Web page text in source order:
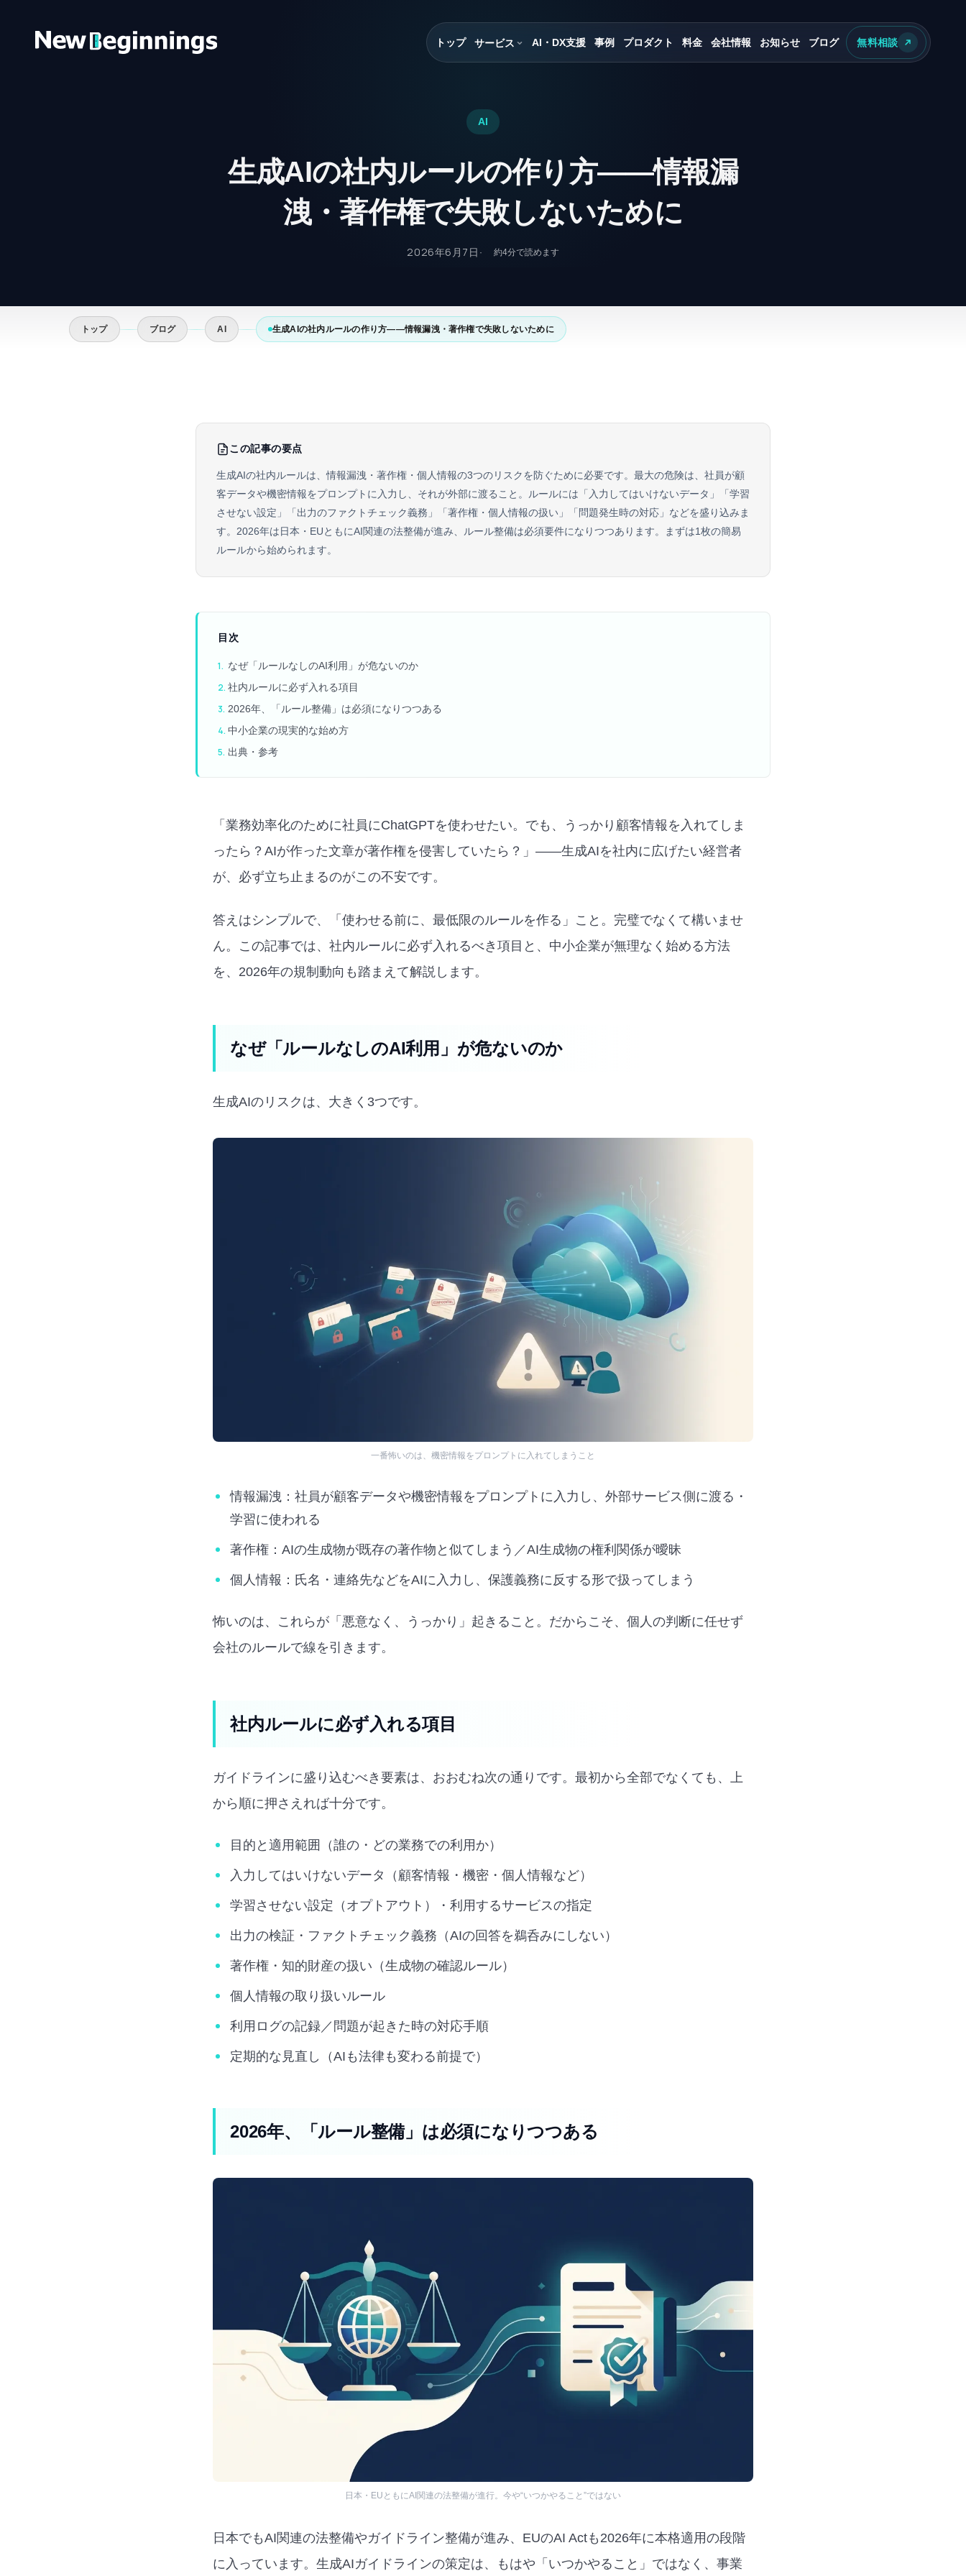
トップ サービス AI・DX支援 事例 プロダクト 料金 会社情報 お知らせ ブログ 無料相談
AI
生成AIの社内ルールの作り方——情報漏
洩・著作権で失敗しないために
2026年6月7日 約4分で読めます
トップ ブログ AI 生成AIの社内ルールの作り方——情報漏洩・著作権で失敗しないために
この記事の要点
生成AIの社内ルールは、情報漏洩・著作権・個人情報の3つのリスクを防ぐために必要です。最大の危険は、社員が顧
客データや機密情報をプロンプトに入力し、それが外部に渡ること。ルールには「入力してはいけないデータ」「学習
させない設定」「出力のファクトチェック義務」「著作権・個人情報の扱い」「問題発生時の対応」などを盛り込みま
す。2026年は日本・EUともにAI関連の法整備が進み、ルール整備は必須要件になりつつあります。まずは1枚の簡易
ルールから始められます。
目次
なぜ「ルールなしのAI利用」が危ないのか
社内ルールに必ず入れる項目
2026年、「ルール整備」は必須になりつつある
中小企業の現実的な始め方
出典・参考
「業務効率化のために社員にChatGPTを使わせたい。でも、うっかり顧客情報を入れてしま
ったら？AIが作った文章が著作権を侵害していたら？」——生成AIを社内に広げたい経営者
が、必ず立ち止まるのがこの不安です。
答えはシンプルで、「使わせる前に、最低限のルールを作る」こと。完璧でなくて構いませ
ん。この記事では、社内ルールに必ず入れるべき項目と、中小企業が無理なく始める方法
を、2026年の規制動向も踏まえて解説します。
なぜ「ルールなしのAI利用」が危ないのか
生成AIのリスクは、大きく3つです。
一番怖いのは、機密情報をプロンプトに入れてしまうこと
情報漏洩：社員が顧客データや機密情報をプロンプトに入力し、外部サービス側に渡る・
学習に使われる
著作権：AIの生成物が既存の著作物と似てしまう／AI生成物の権利関係が曖昧
個人情報：氏名・連絡先などをAIに入力し、保護義務に反する形で扱ってしまう
怖いのは、これらが「悪意なく、うっかり」起きること。だからこそ、個人の判断に任せず
会社のルールで線を引きます。
社内ルールに必ず入れる項目
ガイドラインに盛り込むべき要素は、おおむね次の通りです。最初から全部でなくても、上
から順に押さえれば十分です。
目的と適用範囲（誰の・どの業務での利用か）
入力してはいけないデータ（顧客情報・機密・個人情報など）
学習させない設定（オプトアウト）・利用するサービスの指定
出力の検証・ファクトチェック義務（AIの回答を鵜呑みにしない）
著作権・知的財産の扱い（生成物の確認ルール）
個人情報の取り扱いルール
利用ログの記録／問題が起きた時の対応手順
定期的な見直し（AIも法律も変わる前提で）
2026年、「ルール整備」は必須になりつつある
日本・EUともにAI関連の法整備が進行。今や“いつかやること”ではない
日本でもAI関連の法整備やガイドライン整備が進み、EUのAI Actも2026年に本格適用の段階
に入っています。生成AIガイドラインの策定は、もはや「いつかやること」ではなく、事業